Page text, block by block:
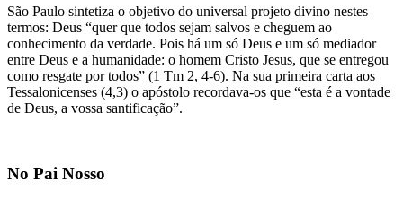
São Paulo sintetiza o objetivo do universal projeto divino nestes
termos: Deus “quer que todos sejam salvos e cheguem ao
conhecimento da verdade. Pois há um só Deus e um só mediador
entre Deus e a humanidade: o homem Cristo Jesus, que se entregou
como resgate por todos” (1 Tm 2, 4-6). Na sua primeira carta aos
Tessalonicenses (4,3) o apóstolo recordava-os que “esta é a vontade
de Deus, a vossa santificação”.
No Pai Nosso